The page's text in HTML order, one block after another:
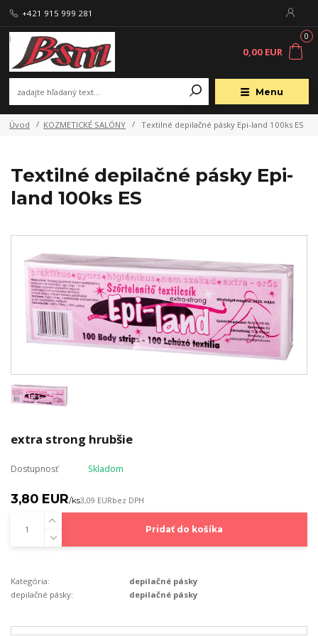
Menu
+421 915 999 281
0
0,00 EUR
Úvod KOZMETICKÉ SALÓNY Textilné depilačné pásky Epi-land 100ks ES
Textilné depilačné pásky Epi-
land 100ks ES
extra strong hrubšie
Dostupnosť Skladom
3,80 EUR/ks3,09 EURbez DPH
Pridať do košíka
Kategória:
depilačné pásky
depilačné pásky:
depilačné pásky